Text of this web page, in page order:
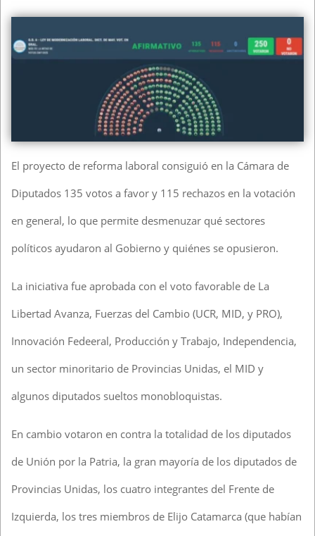
El proyecto de reforma laboral consiguió en la Cámara de
Diputados 135 votos a favor y 115 rechazos en la votación
en general, lo que permite desmenuzar qué sectores
políticos ayudaron al Gobierno y quiénes se opusieron.
La iniciativa fue aprobada con el voto favorable de La
Libertad Avanza, Fuerzas del Cambio (UCR, MID, y PRO),
Innovación Fedeeral, Producción y Trabajo, Independencia,
un sector minoritario de Provincias Unidas, el MID y
algunos diputados sueltos monobloquistas.
En cambio votaron en contra la totalidad de los diputados
de Unión por la Patria, la gran mayoría de los diputados de
Provincias Unidas, los cuatro integrantes del Frente de
Izquierda, los tres miembros de Elijo Catamarca (que habían